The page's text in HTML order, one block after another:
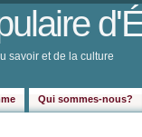
savoir et de la culture
Qui sommes-nous?